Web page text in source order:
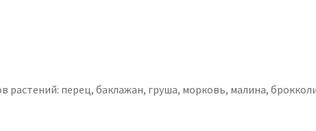
перец, баклажан, груша, морковь, малина,